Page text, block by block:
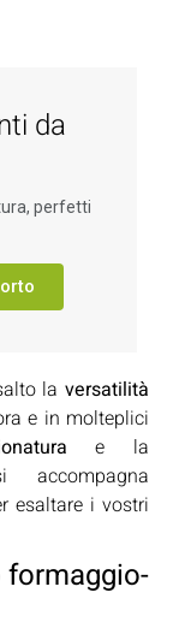
da
perfetti
la versatilità
e in molteplici
e la
esaltare i vostri
formaggio-